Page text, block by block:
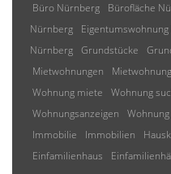
Büro Nürnberg Bürofläche
Nürnberg
Nürnberg Grundstücke
Mietwohnungen
Mietwohnung
Wohnung miete
Wohnung
Wohnungsanzeigen
Wohnung
Immobilie
Immobilien
Einfamilienhaus